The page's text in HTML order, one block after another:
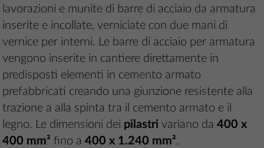
lavorazioni e munite di barre di acciaio da armatura
inserite e incollate, verniciate con due mani di
vernice per interni. Le barre di acciaio per armatura
vengono inserite in cantiere direttamente in
predisposti elementi in cemento armato
prefabbricati creando una giunzione resistente alla
trazione a alla spinta tra il cemento armato e il
legno. Le dimensioni dei pilastri variano da400 x
400 mm² fino a400 x 1.240 mm².